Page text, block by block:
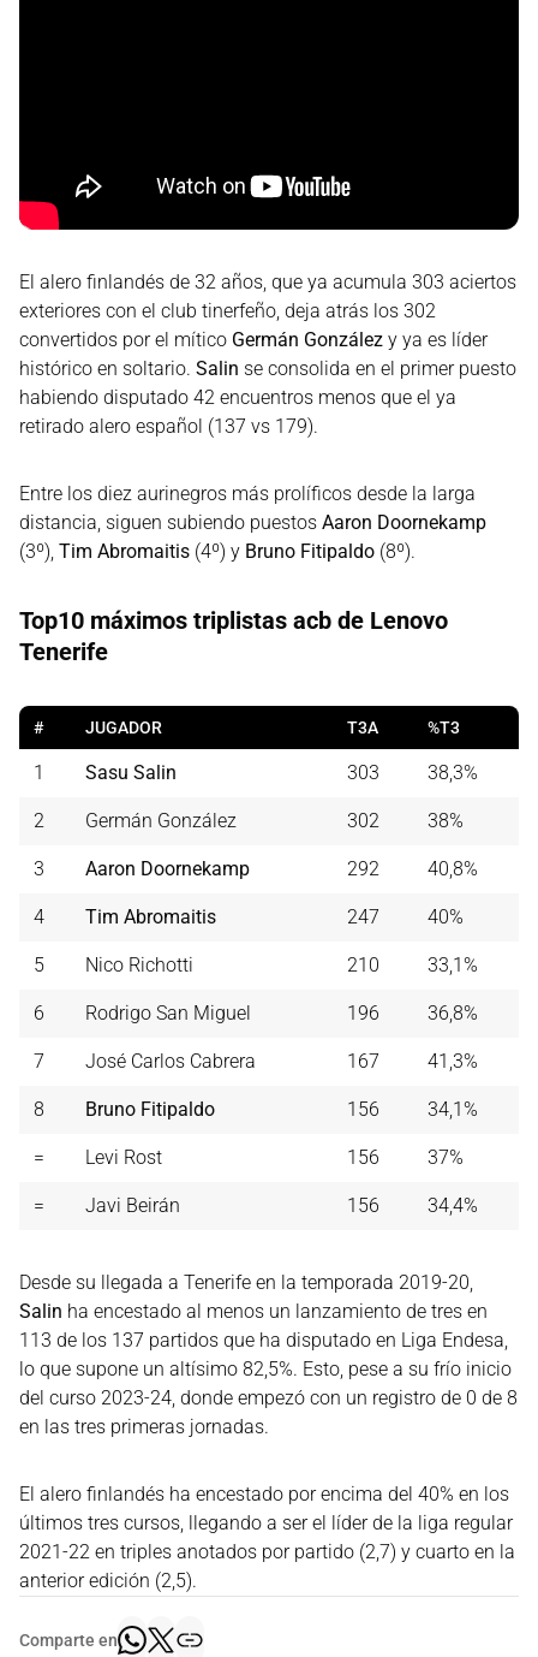
El alero finlandés de 32 años, que ya acumula 303 aciertos
exteriores con el club tinerfeño, deja atrás los 302
convertidos por el mítico Germán González y ya es líder
histórico en soltario. Salin se consolida en el primer puesto
habiendo disputado 42 encuentros menos que el ya
retirado alero español (137 vs 179).
Entre los diez aurinegros más prolíficos desde la larga
distancia, siguen subiendo puestos Aaron Doornekamp
(3º), Tim Abromaitis (4º) y Bruno Fitipaldo (8º).
Top10 máximos triplistas acb de Lenovo
Tenerife
# JUGADOR T3A %T3
1 Sasu Salin 303 38,3%
2 Germán González 302 38%
3 Aaron Doornekamp 292 40,8%
4 Tim Abromaitis 247 40%
5 Nico Richotti 210 33,1%
6 Rodrigo San Miguel 196 36,8%
7 José Carlos Cabrera 167 41,3%
8 Bruno Fitipaldo 156 34,1%
= Levi Rost 156 37%
= Javi Beirán 156 34,4%
Desde su llegada a Tenerife en la temporada 2019-20,
Salin ha encestado al menos un lanzamiento de tres en
113 de los 137 partidos que ha disputado en Liga Endesa,
lo que supone un altísimo 82,5%. Esto, pese a su frío inicio
del curso 2023-24, donde empezó con un registro de 0 de 8
en las tres primeras jornadas.
El alero finlandés ha encestado por encima del 40% en los
últimos tres cursos, llegando a ser el líder de la liga regular
2021-22 en triples anotados por partido (2,7) y cuarto en la
anterior edición (2,5).
Comparte en